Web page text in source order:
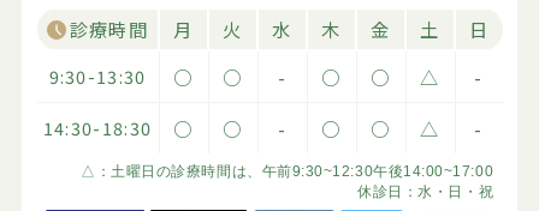
診療時間 月 火 水 木 金 土 日
9:30-13:30 ○ ○ - ○ ○ △ -
14:30-18:30 ○ ○ - ○ ○ △ -
△：土曜日の診療時間は、午前9:30~12:30午後14:00~17:00
休診日：水・日・祝